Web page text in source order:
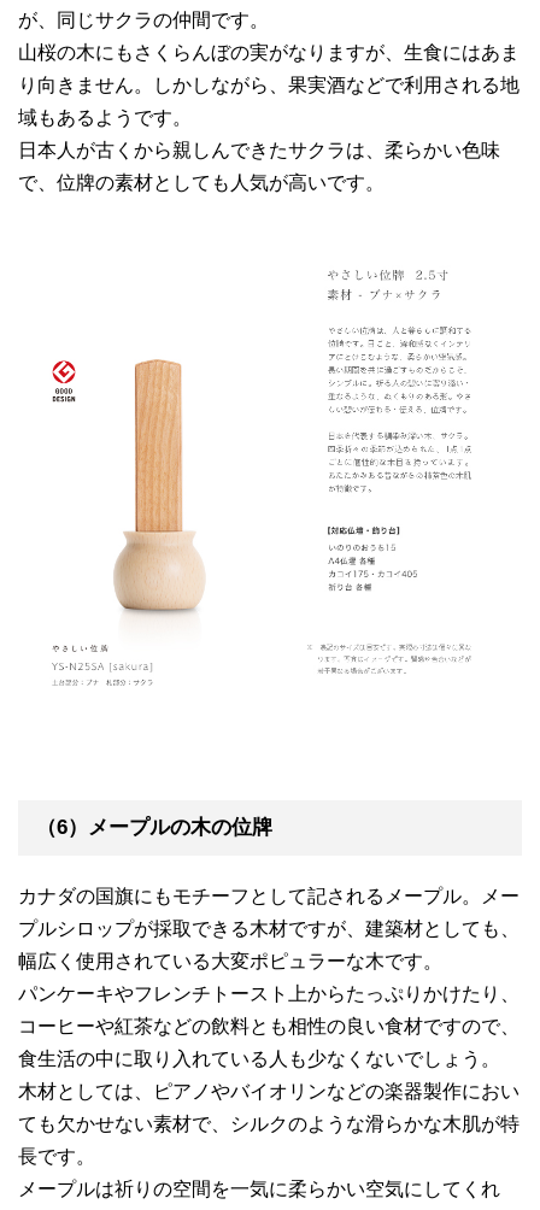
が、同じサクラの仲間です。
山桜の木にもさくらんぼの実がなりますが、生食にはあま
り向きません。しかしながら、果実酒などで利用される地
域もあるようです。
日本人が古くから親しんできたサクラは、柔らかい色味
で、位牌の素材としても人気が高いです。
（6）メープルの木の位牌
カナダの国旗にもモチーフとして記されるメープル。メー
プルシロップが採取できる木材ですが、建築材としても、
幅広く使用されている大変ポピュラーな木です。
パンケーキやフレンチトースト上からたっぷりかけたり、
コーヒーや紅茶などの飲料とも相性の良い食材ですので、
食生活の中に取り入れている人も少なくないでしょう。
木材としては、ピアノやバイオリンなどの楽器製作におい
ても欠かせない素材で、シルクのような滑らかな木肌が特
長です。
メープルは祈りの空間を一気に柔らかい空気にしてくれ